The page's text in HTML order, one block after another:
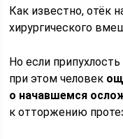
Как известно, отёк
хирургического
Но если припухлость
при этом человек
о начавшемся
к отторжению